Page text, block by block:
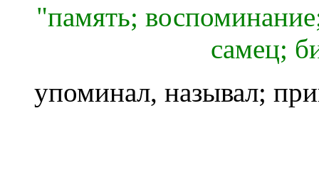
"память;
самец;
упоминал, называл;